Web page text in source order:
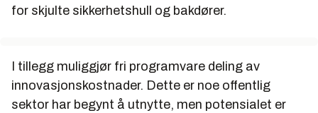
for skjulte sikkerhetshull og bakdører.
I tillegg muliggjør fri programvare deling av
innovasjonskostnader. Dette er noe offentlig
sektor har begynt å utnytte, men potensialet er